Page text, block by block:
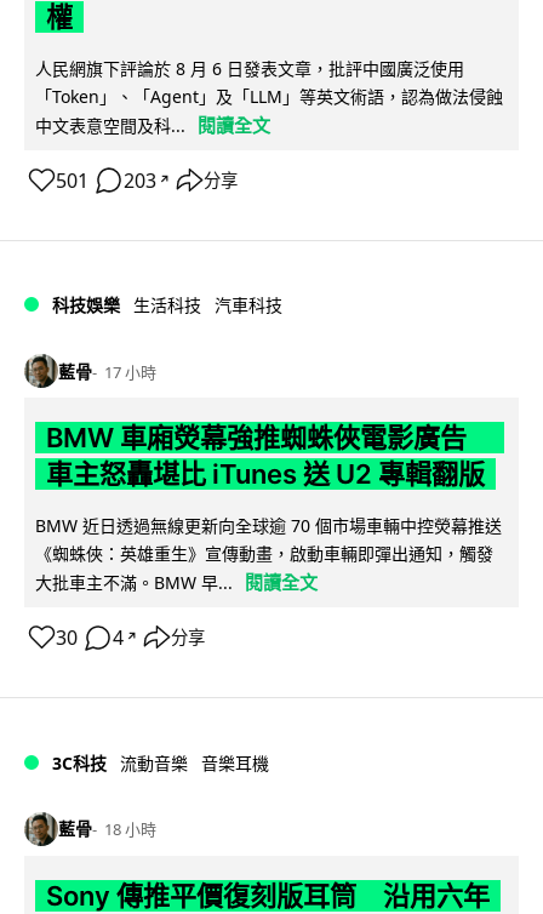
權
人民網旗下評論於 8 月 6 日發表文章，批評中國廣泛使用
「Token」、「Agent」及「LLM」等英文術語，認為做法侵蝕
中文表意空間及科...
閱讀全文
501 203 ↗ 分享
科技娛樂 生活科技 汽車科技
藍骨 17 小時
BMW 車廂熒幕強推蜘蛛俠電影廣告
車主怒轟堪比 iTunes 送 U2 專輯翻版
BMW 近日透過無線更新向全球逾 70 個市場車輛中控熒幕推送
《蜘蛛俠：英雄重生》宣傳動畫，啟動車輛即彈出通知，觸發
大批車主不滿。BMW 早...
閱讀全文
30 4 ↗ 分享
3C科技 流動音樂 音樂耳機
藍骨 18 小時
Sony 傳推平價復刻版耳筒 沿用六年